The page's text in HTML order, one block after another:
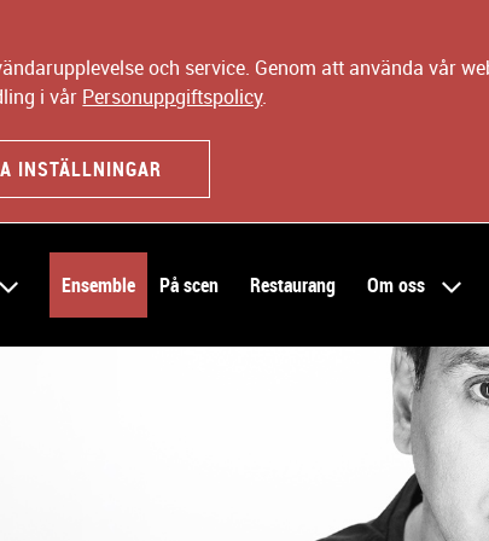
och service. Genom att använda vår
i vår Personuppgiftspolicy.
INSTÄLLNINGAR
Ensemble På scen Restaurang Om oss